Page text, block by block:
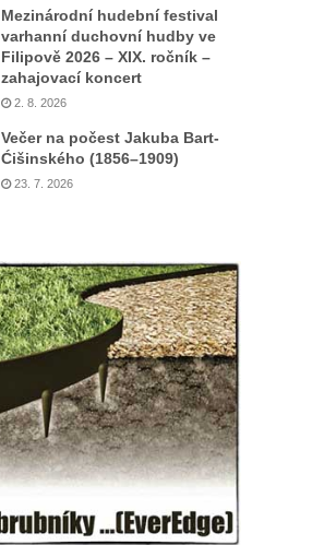
Mezinárodní hudební festival
varhanní duchovní hudby ve
Filipově 2026 – XIX. ročník –
zahajovací koncert
2. 8. 2026
Večer na počest Jakuba Bart-
Ćišinského (1856–1909)
23. 7. 2026